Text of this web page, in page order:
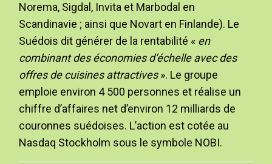
Norema, Sigdal, Invita et Marbodal en
Scandinavie ; ainsi que Novart en Finlande). Le
Suédois dit générer de la rentabilité « en
combinant des économies d’échelle avec des
offres de cuisines attractives». Le groupe
emploie environ 4 500 personnes et réalise un
chiffre d’affaires net d’environ 12 milliards de
couronnes suédoises. L’action est cotée au
Nasdaq Stockholm sous le symbole NOBI.